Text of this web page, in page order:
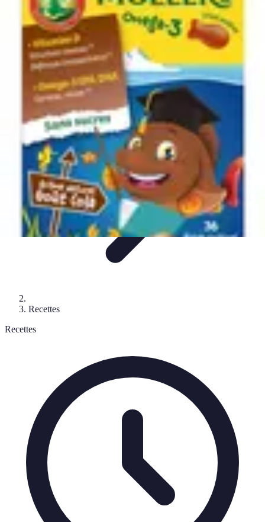
Poissons Frais
Guide d'achatAchat et SélectionAchat et conservationConseils
d'Achat
Recettes
Poissons Frais
Recettes
Recettes